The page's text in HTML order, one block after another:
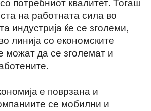
на работната сила во
индустрија ќе се зголеми,
линија со економските
можат да се зголемат и
е поврзана и
се мобилни и